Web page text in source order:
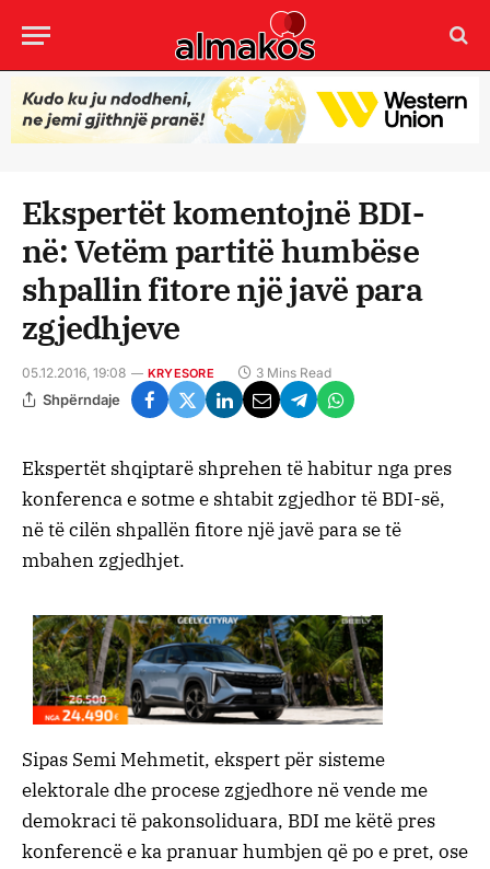
Ekspertët komentojnë BDI-
në: Vetëm partitë humbëse
shpallin fitore një javë para
zgjedhjeve
05.12.2016, 19:08 KRYESORE 3 Mins Read
Shpërndaje
Ekspertët shqiptarë shprehen të habitur nga pres
konferenca e sotme e shtabit zgjedhor të BDI-së,
në të cilën shpallën fitore një javë para se të
mbahen zgjedhjet.
Sipas Semi Mehmetit, ekspert për sisteme
elektorale dhe procese zgjedhore në vende me
demokraci të pakonsoliduara, BDI me këtë pres
konferencë e ka pranuar humbjen që po e pret, ose